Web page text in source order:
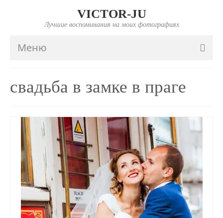
VICTOR-JU
Лучшие воспоминания на моих фотографиях
Меню
ПОРТФОЛИО
FAQ
ИНФО
ПРАЙС
КОНТАКТЫ
свадьба в замке в праге